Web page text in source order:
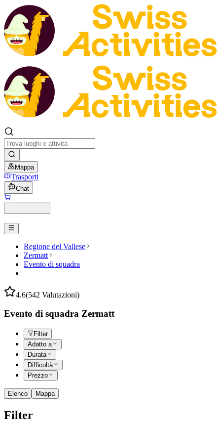
Mappa
Trasporti
Chat
Regione del Vallese
Zermatt
Evento di squadra
4.6(542 Valutazioni)
Evento di squadra Zermatt
Filter
Adatto a
Durata
Difficoltà
Prezzo
Elenco Mappa
Filter